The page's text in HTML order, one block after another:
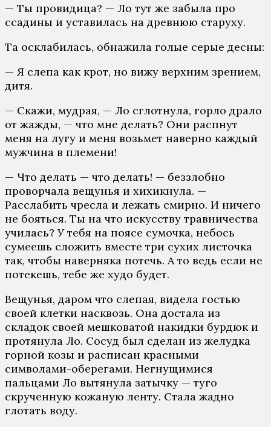
— Ты провидица? — Ло тут же забыла про
ссадины и уставилась на древнюю старуху.
Та осклабилась, обнажила голые серые десны:
— Я слепа как крот, но вижу верхним зрением,
дитя.
— Скажи, мудрая, — Ло сглотнула, горло драло
от жажды, — что мне делать? Они распнут
меня на лугу и меня возьмет наверно каждый
мужчина в племени!
— Что делать — что делать! — беззлобно
проворчала вещунья и хихикнула. —
Расслабить чресла и лежать смирно. И ничего
не бояться. Ты на что искусству травничества
училась? У тебя на поясе сумочка, небось
сумеешь сложить вместе три сухих листочка
так, чтобы наверняка потечь. А то ведь если не
потекешь, тебе же худо будет.
Вещунья, даром что слепая, видела гостью
своей клетки насквозь. Она достала из
складок своей мешковатой накидки бурдюк и
протянула Ло. Сосуд был сделан из желудка
горной козы и расписан красными
символами-оберегами. Негнущимися
пальцами Ло вытянула затычку — туго
скрученную кожаную ленту. Стала жадно
глотать воду.